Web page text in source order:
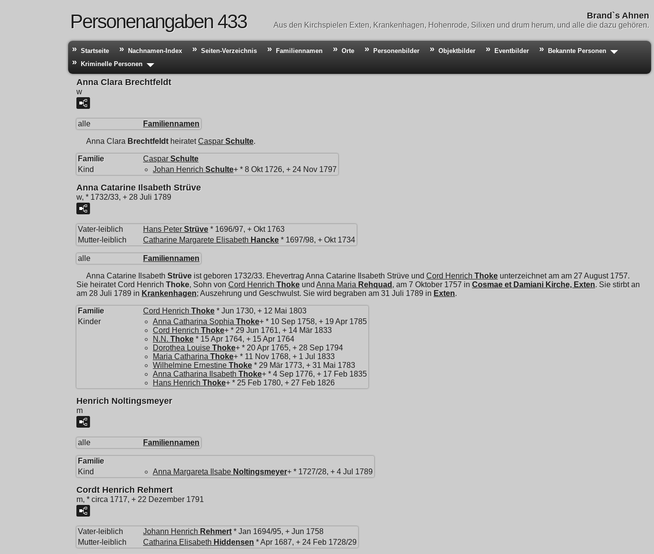
Brand`s Ahnen
Aus den Kirchspielen Exten, Krankenhagen, Hohenrode, Silixen und drum herum, und alle die dazu gehören.
Personenangaben 433
Startseite Nachnamen-Index Seiten-Verzeichnis Familiennamen Orte Personenbilder Objektbilder Eventbilder
Bekannte Personen
Kriminelle Personen
Anna Clara Brechtfeldt
w
alle Familiennamen
Anna Clara Brechtfeldt heiratetCaspar Schulte.
Familie Caspar Schulte
Kind
Johan Henrich Schulte+ * 8 Okt 1726, + 24 Nov 1797
Anna Catarine Ilsabeth Strüve
w, * 1732/33, + 28 Juli 1789
Vater-leiblich Hans Peter Strüve * 1696/97, + Okt 1763
Mutter-leiblich
Catharine Margarete Elisabeth Hancke * 1697/98, + Okt 1734
alle Familiennamen
Anna Catarine Ilsabeth Strüve ist geboren 1732/33. Ehevertrag Anna Catarine Ilsabeth Strüve und Cord Henrich Thoke unterzeichnet am am 27 August 1757.
Sie heiratetCord Henrich Thoke, Sohn von Cord Henrich Thoke und Anna Maria Rehquad , am 7 Oktober 1757 in Cosmae et Damiani Kirche, Exten. Sie stirbt an
am 28 Juli 1789 in Krankenhagen; Auszehrung und Geschwulst. Sie wird begraben am 31 Juli 1789 in Exten.
Familie Cord Henrich Thoke * Jun 1730, + 12 Mai 1803
Kinder
Anna Catharina Sophia Thoke+ * 10 Sep 1758, + 19 Apr 1785
Cord Henrich Thoke+ * 29 Jun 1761, + 14 Mär 1833
N.N. Thoke * 15 Apr 1764, + 15 Apr 1764
Dorothea Louise Thoke+ * 20 Apr 1765, + 28 Sep 1794
Maria Catharina Thoke+ * 11 Nov 1768, + 1 Jul 1833
Wilhelmine Ernestine Thoke * 29 Mär 1773, + 31 Mai 1783
Anna Catharina Ilsabeth Thoke+ * 4 Sep 1776, + 17 Feb 1835
Hans Henrich Thoke+ * 25 Feb 1780, + 27 Feb 1826
Henrich Noltingsmeyer
m
alle Familiennamen
Familie
Kind
Anna Margareta Ilsabe Noltingsmeyer+ * 1727/28, + 4 Jul 1789
Cordt Henrich Rehmert
m, * circa 1717, + 22 Dezember 1791
Vater-leiblich Johann Henrich Rehmert * Jan 1694/95, + Jun 1758
Mutter-leiblich
Catharina Elisabeth Hiddensen * Apr 1687, + 24 Feb 1728/29